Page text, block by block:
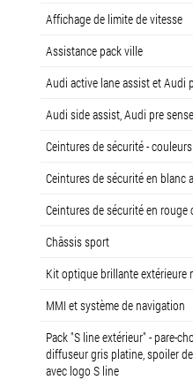
Affichage de limite de vitesse
Assistance pack ville
Audi active lane assist et Audi
Audi side assist, Audi pre
Ceintures de sécurité -
Ceintures de sécurité en blanc
Ceintures de sécurité en rouge
Châssis sport
Kit optique brillante extérieure
MMI et système de navigation
Pack "S line extérieur" - pare-
diffuseur gris platine, spoiler
avec logo S line